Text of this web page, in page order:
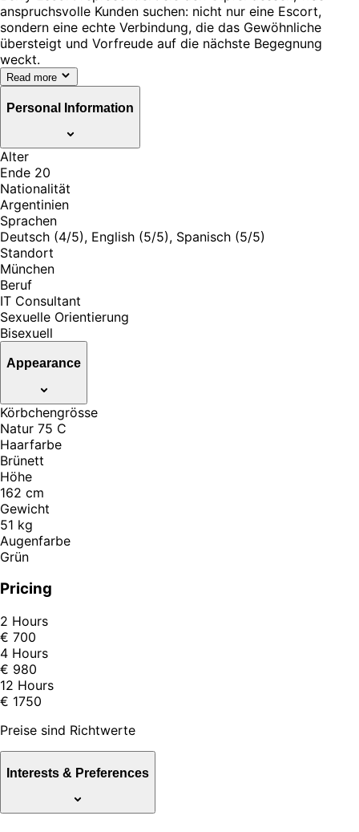
anspruchsvolle Kunden suchen: nicht nur eine Escort,
sondern eine echte Verbindung, die das Gewöhnliche
übersteigt und Vorfreude auf die nächste Begegnung
weckt.
Read more
Personal Information
Alter
Ende 20
Nationalität
Argentinien
Sprachen
Deutsch (4/5), English (5/5), Spanisch (5/5)
Standort
München
Beruf
IT Consultant
Sexuelle Orientierung
Bisexuell
Appearance
Körbchengrösse
Natur 75 C
Haarfarbe
Brünett
Höhe
162 cm
Gewicht
51 kg
Augenfarbe
Grün
Pricing
2 Hours
€ 700
4 Hours
€ 980
12 Hours
€ 1750
Preise sind Richtwerte
Interests & Preferences